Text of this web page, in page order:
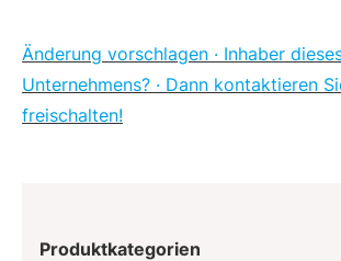
Änderung vorschlagen · Inhaber
Unternehmens? · Dann kontaktieren
freischalten!
Produktkategorien